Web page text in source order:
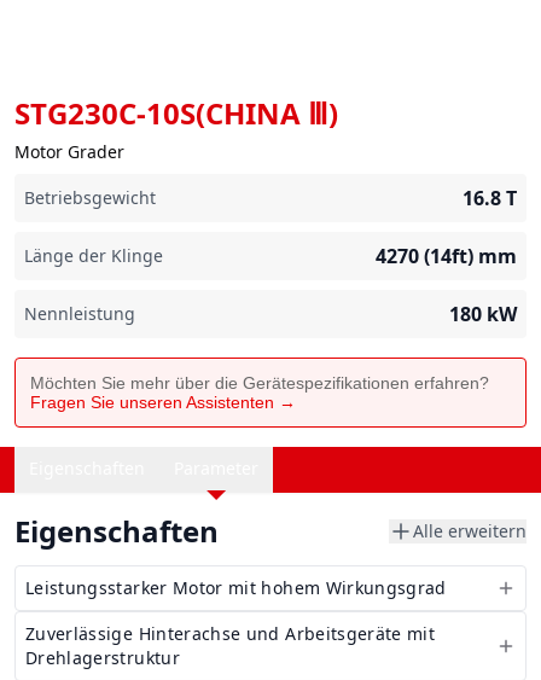
STG230C-10S(CHINA Ⅲ)
Motor Grader
Betriebsgewicht
16.8T
Länge der Klinge 4270 (14ft) mm
Nennleistung 180 kW
Möchten Sie mehr über die Gerätespezifikationen erfahren?
Fragen Sie unseren Assistenten →
Eigenschaften Alle erweitern
Leistungsstarker Motor mit hohem Wirkungsgrad
Zuverlässige Hinterachse und Arbeitsgeräte mit
Drehlagerstruktur